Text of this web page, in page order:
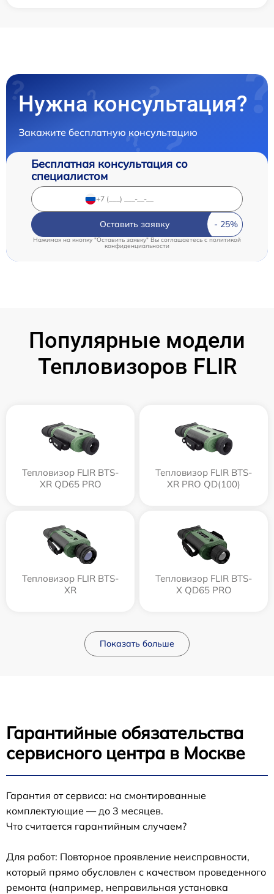
Нужна консультация?
Закажите бесплатную консультацию
Бесплатная консультация со
специалистом
Оставить заявку
Нажимая на кнопку "Оставить заявку" Вы соглашаетесь cполитикой
конфиденциальности
Популярные модели
Тепловизоров FLIR
Тепловизор FLIR BTS-
XR QD65 PRO
Тепловизор FLIR BTS-
XR PRO QD(100)
Тепловизор FLIR BTS-
XR
Тепловизор FLIR BTS-
X QD65 PRO
Показать больше
Гарантийные обязательства
сервисного центра в Москве
Гарантия от сервиса: на смонтированные
комплектующие — до 3 месяцев.
Что считается гарантийным случаем?
Для работ: Повторное проявление неисправности,
который прямо обусловлен с качеством проведенного
ремонта (например, неправильная установка